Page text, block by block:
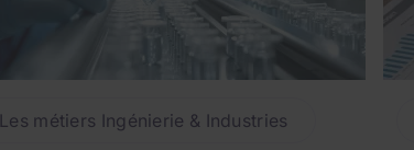
Les métiers Ingénierie & Industries